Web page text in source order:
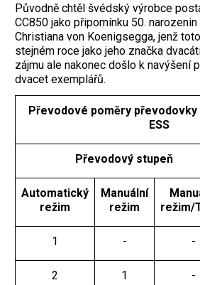
Původně chtěl švédský výrobce
CC850 jako připomínku 50.
Christiana von Koenigsegga, jenž
stejném roce jako jeho značka
zájmu ale nakonec došlo k navýšení
dvacet exemplářů.
Převodové poměry
ESS
Převodový stupeň
Automatický
režim
Manuální
režim
režim/
1 - -
2 1 -